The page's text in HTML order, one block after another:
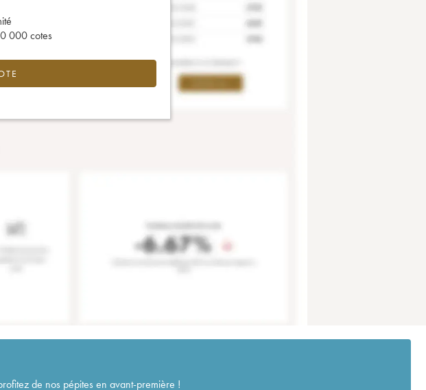
000 cotes
de nos pépites en avant-première !